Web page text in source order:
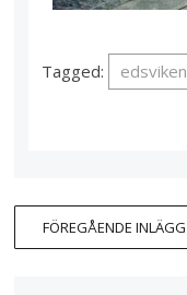
Tagged: edsviken
FÖREGÅENDE INLÄGG